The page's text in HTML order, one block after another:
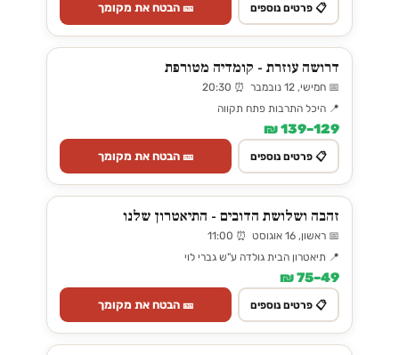
📋 פרטים נוספים 🎫 הבטח את מקומך
דרושה עוזרת - קומדיה מטורפת
📅 חמישי, 12 נובמבר ⏰ 20:30
📍 היכל התרבות פתח תקווה
129–139 ₪
📋 פרטים נוספים 🎫 הבטח את מקומך
זהבה ושלושת הדובים - התיאטרון שלנו
📅 ראשון, 16 אוגוסט ⏰ 11:00
📍 תיאטרון הבית גולדה ע"ש גברי לוי
49–75 ₪
📋 פרטים נוספים 🎫 הבטח את מקומך